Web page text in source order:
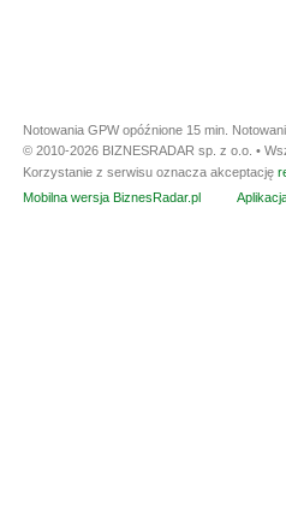
Notowania GPW opóźnione 15 min.
© 2010-2026 BIZNESRADAR sp. z o.o. •
Korzystanie z serwisu oznacza akceptację
Mobilna wersja BiznesRadar.pl